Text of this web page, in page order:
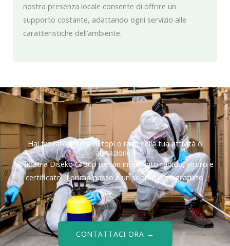
nostra presenza locale consente di offrire un
supporto costante, adattando ogni servizio alle
caratteristiche dell’ambiente.
Hai trovato tracce di topi o ratti nella tua attività o
abitazione?
Affidati a Diseko Group per un intervento rapido, sicuro e
certificato. Il primo passo è un sopralluogo gratuito.
CONTATTACI ORA →